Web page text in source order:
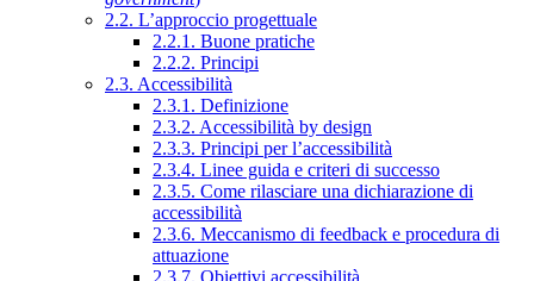
2.2. L’approccio progettuale
2.2.1. Buone pratiche
2.2.2. Principi
2.3. Accessibilità
2.3.1. Definizione
2.3.2. Accessibilità by design
2.3.3. Principi per l’accessibilità
2.3.4. Linee guida e criteri di successo
2.3.5. Come rilasciare una dichiarazione di
accessibilità
2.3.6. Meccanismo di feedback e procedura di
attuazione
2.3.7. Obiettivi accessibilità